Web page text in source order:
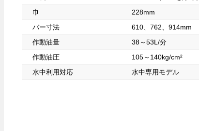
巾
228mm
バー寸法
610、762、914mm
作動油量
38～53L/分
作動油圧
105～140kg/cm²
水中利用対応
水中専用モデル